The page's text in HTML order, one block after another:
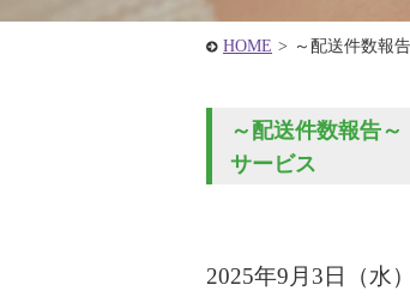
HOME > ～配送件数報
～配送件数報告
サービス
2025年9 月3 日 （水）